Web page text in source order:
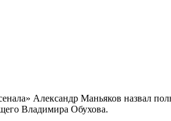
Александр Маньяков назвал
Владимира Обухова.